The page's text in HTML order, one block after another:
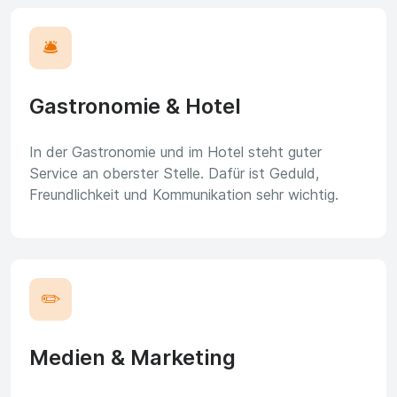
🛎️
Gastronomie & Hotel
In der Gastronomie und im Hotel steht guter
Service an oberster Stelle. Dafür ist Geduld,
Freundlichkeit und Kommunikation sehr wichtig.
✏️
Medien & Marketing